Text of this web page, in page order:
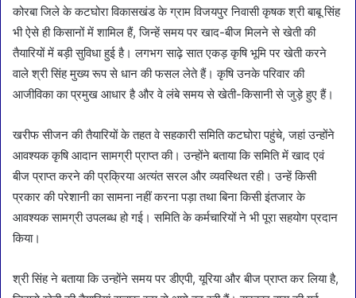
कोरबा जिले के कटघोरा विकासखंड के ग्राम विजयपुर निवासी कृषक श्री बाबू सिंह
भी ऐसे ही किसानों में शामिल हैं, जिन्हें समय पर खाद-बीज मिलने से खेती की
तैयारियों में बड़ी सुविधा हुई है। लगभग साढ़े सात एकड़ कृषि भूमि पर खेती करने
वाले श्री सिंह मुख्य रूप से धान की फसल लेते हैं। कृषि उनके परिवार की
आजीविका का प्रमुख आधार है और वे लंबे समय से खेती-किसानी से जुड़े हुए हैं।
खरीफ सीजन की तैयारियों के तहत वे सहकारी समिति कटघोरा पहुंचे, जहां उन्होंने
आवश्यक कृषि आदान सामग्री प्राप्त की। उन्होंने बताया कि समिति में खाद एवं
बीज प्राप्त करने की प्रक्रिया अत्यंत सरल और व्यवस्थित रही। उन्हें किसी
प्रकार की परेशानी का सामना नहीं करना पड़ा तथा बिना किसी इंतजार के
आवश्यक सामग्री उपलब्ध हो गई। समिति के कर्मचारियों ने भी पूरा सहयोग प्रदान
किया।
श्री सिंह ने बताया कि उन्होंने समय पर डीएपी, यूरिया और बीज प्राप्त कर लिया है,